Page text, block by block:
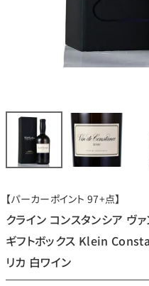
DRC
生産地から探す
ボルドー
ローヌ
アメリカ
その他
種類で探す
赤ワイン
スパークリング
〜9,999円
40,000円〜79,999円
500,000円〜
お得な情報を受け取る
お問
【パーカーポイント 97+点】
クライン コンスタンシア ヴ
ギフトボックス Klein
リカ 白ワイン